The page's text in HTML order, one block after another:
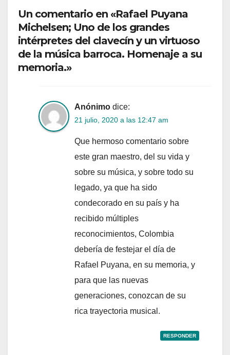
Un comentario en «Rafael Puyana
Michelsen; Uno de los grandes
intérpretes del clavecín y un virtuoso
de la música barroca. Homenaje a su
memoria.»
Anónimo dice:
21 julio, 2020 a las 12:47 am
Que hermoso comentario sobre
este gran maestro, del su vida y
sobre su música, y sobre todo su
legado, ya que ha sido
condecorado en su país y ha
recibido múltiples
reconocimientos, Colombia
debería de festejar el día de
Rafael Puyana, en su memoria, y
para que las nuevas
generaciones, conozcan de su
rica trayectoria musical.
RESPONDER